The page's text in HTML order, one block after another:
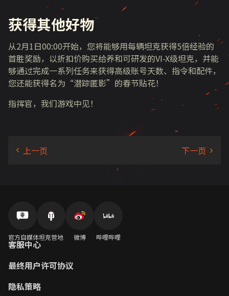
获得其他好物
从2月1日00:00开始，您将能够用每辆坦克获得5倍经验的
首胜奖励，以折扣价购买给养和可研发的VI-X级坦克，并能
够通过完成一系列任务来获得高级账号天数、指令和配件，
您还能获得名为 “潜踪匿影” 的春节贴花！
指挥官，我们游戏中见！
官方自媒体坦克营地 微博 哔哩哔哩
客服中心
最终用户许可协议
隐私策略